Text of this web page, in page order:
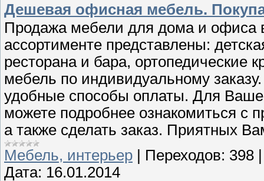
Дешевая офисная мебель.
Продажа мебели для дома и офиса
ассортименте представлены:
ресторана и бара, ортопедические
мебель по индивидуальному
удобные способы оплаты. Для
можете подробнее ознакомиться с
а также сделать заказ. Приятных
Мебель, интерьер
Переходов: 398
Дата: 16.01.2014